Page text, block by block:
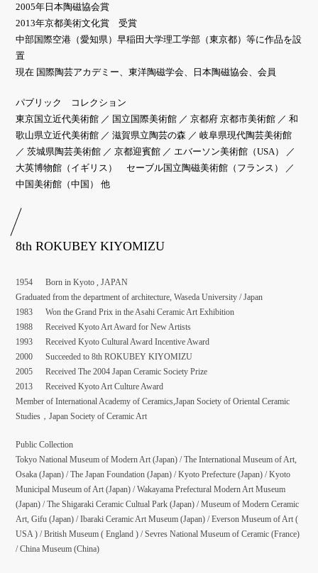
2005年日本陶磁協会賞
2013年京都美術文化賞 受賞
中部国際空港（愛知県）早稲田大学理工学部（東京都）等に作品を設
置
現在 国際陶芸アカデミー、東洋陶磁学会、日本陶磁協会、会員
パブリック コレクション
東京国立近代美術館 ／ 国立国際美術館 ／ 京都府 京都市美術館 ／ 和
歌山県立近代美術館 ／ 滋賀県立陶芸の森 ／ 岐阜県現代陶芸美術館
／ 茨城県陶芸美術館 ／ 京都迎賓館 ／ エバーソン美術館（USA） ／
大英博物館（イギリス） セーブル国立陶磁美術館（フランス） ／
中国美術館（中国） 他
8th ROKUBEY KIYOMIZU
1954 Born in Kyoto , JAPAN
Graduated from the department of architecture, Waseda University / Japan
1983 Won the Grand Prix in the Asahi Ceramic Art Exhibition
1988 Received Kyoto Art Award for New Artists
1993 Received Kyoto Cultural Award Incentive Award
2000 Succeeded to 8th ROKUBEY KIYOMIZU
2005 Received The 2004 Japan Ceramic Society Prize
2013 Received Kyoto Art Culture Award
Member of International Academy of Ceramics,Japan Society of Oriental Ceramic
Studies，Japan Society of Ceramic Art
Public Collection
Tokyo National Museum of Modern Art (Japan) / The International Museum of Art,
Osaka (Japan) / The Japan Foundation (Japan) / Kyoto Prefecture (Japan) / Kyoto
Municipal Museum of Art (Japan) / Wakayama Prefectural Modern Art Museum
(Japan) / The Shigaraki Ceramic Cultual Park (Japan) / Museum of Modern Ceramic
Art, Gifu (Japan) / Ibaraki Ceramic Art Museum (Japan) / Everson Museum of Art (
USA ) / British Museum ( England ) / Sevres National Museum of Ceramic (France)
/ China Museum (China)